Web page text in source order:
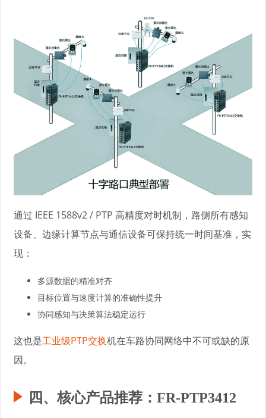
通过 IEEE 1588v2 / PTP 高精度对时机制，路侧所有感知
设备、边缘计算节点与通信设备可保持统一时间基准，实
现：
多源数据的精准对齐
目标位置与速度计算的准确性提升
协同感知与决策算法稳定运行
这也是工业级PTP交换机在车路协同网络中不可或缺的原
因。
四、核心产品推荐：FR-PTP3412